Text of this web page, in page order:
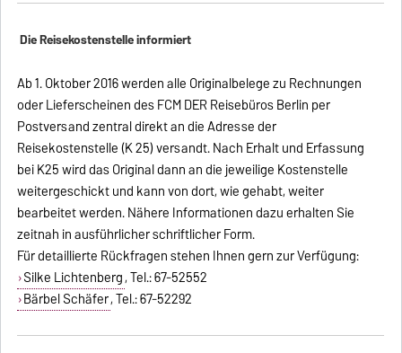
Die Reisekostenstelle informiert
Ab 1. Oktober 2016 werden alle Originalbelege zu Rechnungen
oder Lieferscheinen des FCM DER Reisebüros Berlin per
Postversand zentral direkt an die Adresse der
Reisekostenstelle (K 25) versandt. Nach Erhalt und Erfassung
bei K25 wird das Original dann an die jeweilige Kostenstelle
weitergeschickt und kann von dort, wie gehabt, weiter
bearbeitet werden. Nähere Informationen dazu erhalten Sie
zeitnah in ausführlicher schriftlicher Form.
Für detaillierte Rückfragen stehen Ihnen gern zur Verfügung:
Silke Lichtenberg, Tel.: 67-52552
Bärbel Schäfer, Tel.: 67-52292